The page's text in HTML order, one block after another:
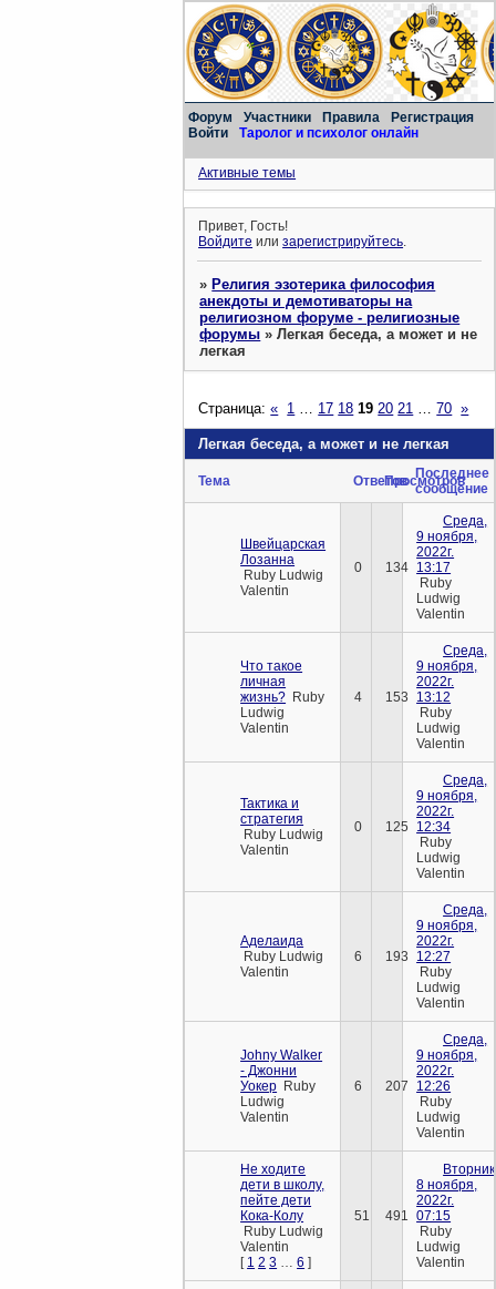
Форум Участники Правила
Регистрация
Войти
Таролог и психолог онлайн
Активные темы
Привет, Гость!
Войдите илизарегистрируйтесь.
»Религия эзотерика философия
анекдоты и демотиваторы на
религиозном форуме - религиозные
форумы »Легкая беседа, а может и не
легкая
Легкая беседа, а может и не легкая
Страница:« 1 17 18 19 20 21 70 »
Тема ОтветовПросмотров
Последнее
сообщение
Швейцарская
Лозанна
Ruby Ludwig
Valentin
0 134
Среда,
9 ноября,
2022г.
13:17
Ruby
Ludwig
Valentin
Что такое
личная
жизнь? Ruby
Ludwig
Valentin
4 153
Среда,
9 ноября,
2022г.
13:12
Ruby
Ludwig
Valentin
Тактика и
стратегия
Ruby Ludwig
Valentin
0 125
Среда,
9 ноября,
2022г.
12:34
Ruby
Ludwig
Valentin
Аделаида
Ruby Ludwig
Valentin
6 193
Среда,
9 ноября,
2022г.
12:27
Ruby
Ludwig
Valentin
Johny Walker
- Джонни
Уокер Ruby
Ludwig
Valentin
6 207
Среда,
9 ноября,
2022г.
12:26
Ruby
Ludwig
Valentin
Не ходите
дети в школу,
пейте дети
Кока-Колу
Ruby Ludwig
Valentin
[ 1 2 3 6 ]
51 491
8 ноября,
2022г.
07:15
Ruby
Ludwig
Valentin